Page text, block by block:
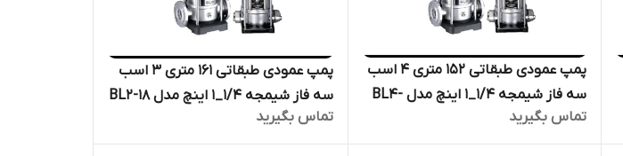
پمپ عمودی طبقاتی ۱۵۲ متری ۴ اسب
سه فاز شیمجه ۱/۴_۱ اینچ مدل BL4-
16 | الکترو پمپ پروانه استیل فشار
قوی دیگ بخار
تماس بگیرید
پمپ عمودی طبقاتی ۱۶۱ متری ۳ اسب
سه فاز شیمجه ۱/۴_۱ اینچ مدل BL2-18
| الکترو پمپ پروانه استیل فشار قوی
دیگ بخار
تماس بگیرید